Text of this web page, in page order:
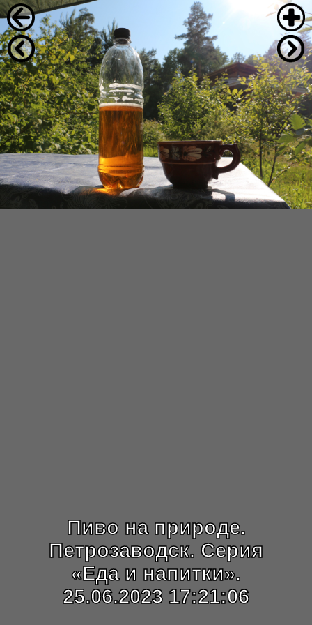
Пиво на природе.
Петрозаводск. Серия
«Еда и напитки».
25.06.2023 17:21:06